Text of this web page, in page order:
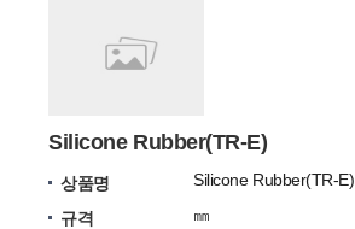
Silicone Rubber(TR-E)
상품명
Silicone Rubber(TR-E)
규격
㎜